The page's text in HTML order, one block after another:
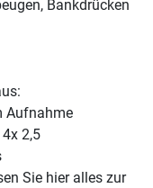
Bankdrücken
Aufnahme
2,5
Sie hier alles zur